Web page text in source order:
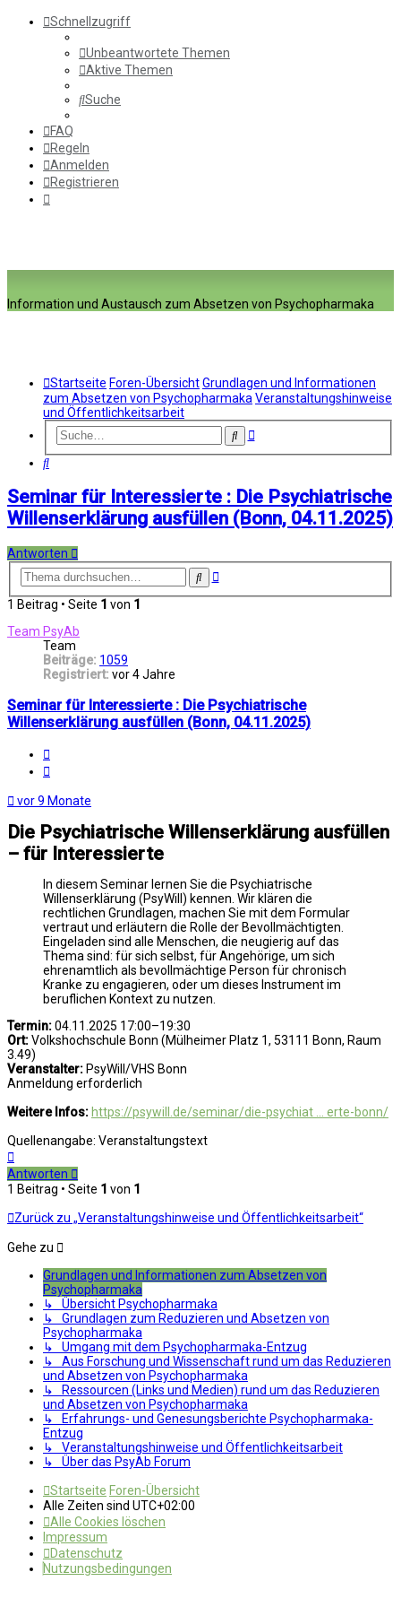
Schnellzugriff
Unbeantwortete Themen
Aktive Themen
Suche
FAQ
Regeln
Anmelden
Registrieren
Information und Austausch zum Absetzen von Psychopharmaka
Startseite Foren-ÜbersichtGrundlagen und Informationen
zum Absetzen von Psychopharmaka Veranstaltungshinweise
und Öffentlichkeitsarbeit
SucheErweiterte
Suche
Seminar für Interessierte : Die Psychiatrische
Willenserklärung ausfüllen (Bonn, 04.11.2025)
Antworten
SucheErweiterte
1 Beitrag • Seite 1 von 1
Team PsyAb
Team
Beiträge: 1059
Registriert: vor 4 Jahre
Seminar für Interessierte : Die Psychiatrische
Willenserklärung ausfüllen (Bonn, 04.11.2025)
vor 9 Monate
Die Psychiatrische Willenserklärung ausfüllen
– für Interessierte
In diesem Seminar lernen Sie die Psychiatrische
Willenserklärung (PsyWill) kennen. Wir klären die
rechtlichen Grundlagen, machen Sie mit dem Formular
vertraut und erläutern die Rolle der Bevollmächtigten.
Eingeladen sind alle Menschen, die neugierig auf das
Thema sind: für sich selbst, für Angehörige, um sich
ehrenamtlich als bevollmächtige Person für chronisch
Kranke zu engagieren, oder um dieses Instrument im
beruflichen Kontext zu nutzen.
Termin:04.11.2025 17:00–19:30
Ort:Volkshochschule Bonn (Mülheimer Platz 1, 53111 Bonn, Raum
3.49)
Veranstalter: PsyWill/VHS Bonn
Anmeldung erforderlich
Weitere Infos: https://psywill.de/seminar/die-psychiat ... erte-bonn/
Quellenangabe: Veranstaltungstext
oben
Antworten
1 Beitrag • Seite 1 von 1
Zurück zu „Veranstaltungshinweise und Öffentlichkeitsarbeit“
Gehe zu
Grundlagen und Informationen zum Absetzen von
Psychopharmaka
↳ Übersicht Psychopharmaka
↳ Grundlagen zum Reduzieren und Absetzen von
Psychopharmaka
↳ Umgang mit dem Psychopharmaka-Entzug
↳ Aus Forschung und Wissenschaft rund um das Reduzieren
und Absetzen von Psychopharmaka
↳ Ressourcen (Links und Medien) rund um das Reduzieren
und Absetzen von Psychopharmaka
↳ Erfahrungs- und Genesungsberichte Psychopharmaka-
Entzug
↳ Veranstaltungshinweise und Öffentlichkeitsarbeit
↳ Über das PsyAb Forum
Startseite Foren-Übersicht
Alle Zeiten sind UTC+02:00
Alle Cookies löschen
Impressum
Datenschutz
Nutzungsbedingungen